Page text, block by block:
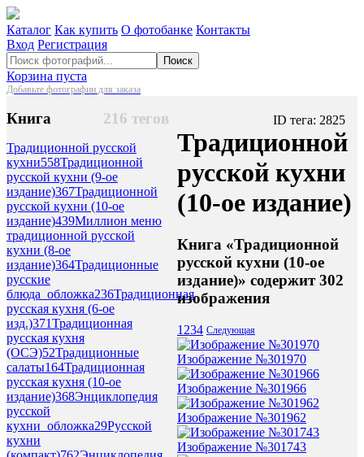
Каталог Как купить О фотобанке Контакты
Вход Регистрация
Поиск
Корзина пуста
Добавьте фотографии для заказа
216 тегов
Книга
Традиционной русской
кухни558Традиционной
русской кухни (9-ое
издание)367Традиционной
русской кухни (10-ое
издание)439Миллион меню
традиционной русской
кухни (8-ое
издание)364Традиционные
русские
блюда_обложка236Традиционная
русская кухня (6-ое
изд.)371Традиционная
русская кухня
(ОСЭ)52Традиционные
салаты164Традиционная
русская кухня (10-ое
издание)368Энциклопедия
русской
кухни_обложка29Русской
кухни
ID тега: 2825
Традиционной
русской кухни
(10-ое издание)
Книга «Традиционной
русской кухни (10-ое
издание)» содержит 302
изображения
1 234 Следующая
Изображение №301970
Изображение №301966
Изображение №301962
Изображение №301743